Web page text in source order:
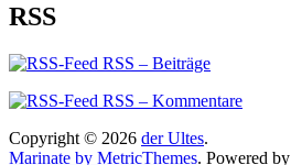
RSS
RSS – Beiträge
RSS – Kommentare
Copyright © 2026 der Ultes.
Marinate by MetricThemes. Powered by